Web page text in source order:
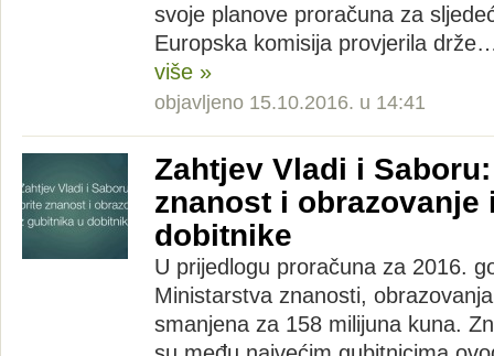
svoje planove proračuna za
Europska komisija provjerila
više »
objavljeno 15.10.2016. u 14:41
Zahtjev Vladi i
znanost i obrazovanje
dobitnike
U prijedlogu proračuna za 2016.
Ministarstva znanosti,
smanjena za 158 milijuna kuna.